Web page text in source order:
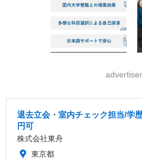
退去立会・室内チェック担当/学
円可
株式会社東舟
東京都